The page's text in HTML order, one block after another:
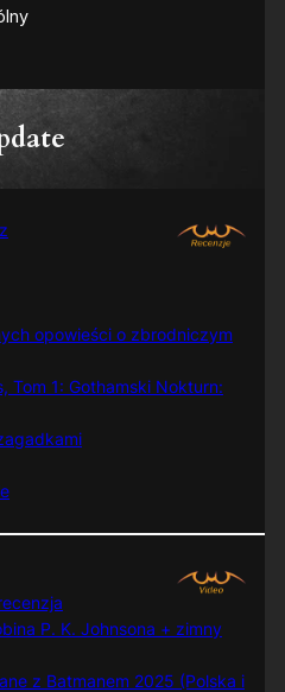
opowieści o zbrodniczym
Tom 1: Gothamski Nokturn:
P. K. Johnsona + zimny
z Batmanem 2025 (Polska i